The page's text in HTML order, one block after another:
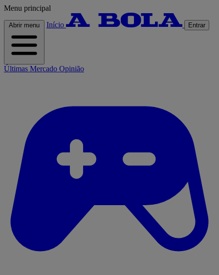
Menu principal
Abrir menu Início Entrar
Últimas Mercado Opinião